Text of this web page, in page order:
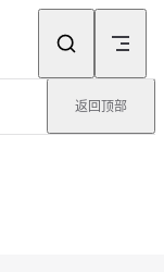
返回顶部